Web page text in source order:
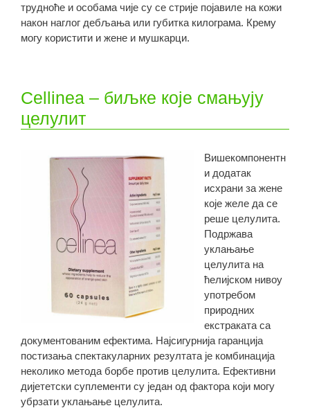
трудноће и особама чије су се стрије појавиле на кожи
након наглог дебљања или губитка килограма. Крему
могу користити и жене и мушкарци.
Cellinea – биљке које смањују
целулит
Вишекомпонентн
и додатак
исхрани за жене
које желе да се
реше целулита.
Подржава
уклањање
целулита на
ћелијском нивоу
употребом
природних
екстраката са
документованим ефектима. Најсигурнија гаранција
постизања спектакуларних резултата је комбинација
неколико метода борбе против целулита. Ефективни
дијететски суплементи су један од фактора који могу
убрзати уклањање целулита.